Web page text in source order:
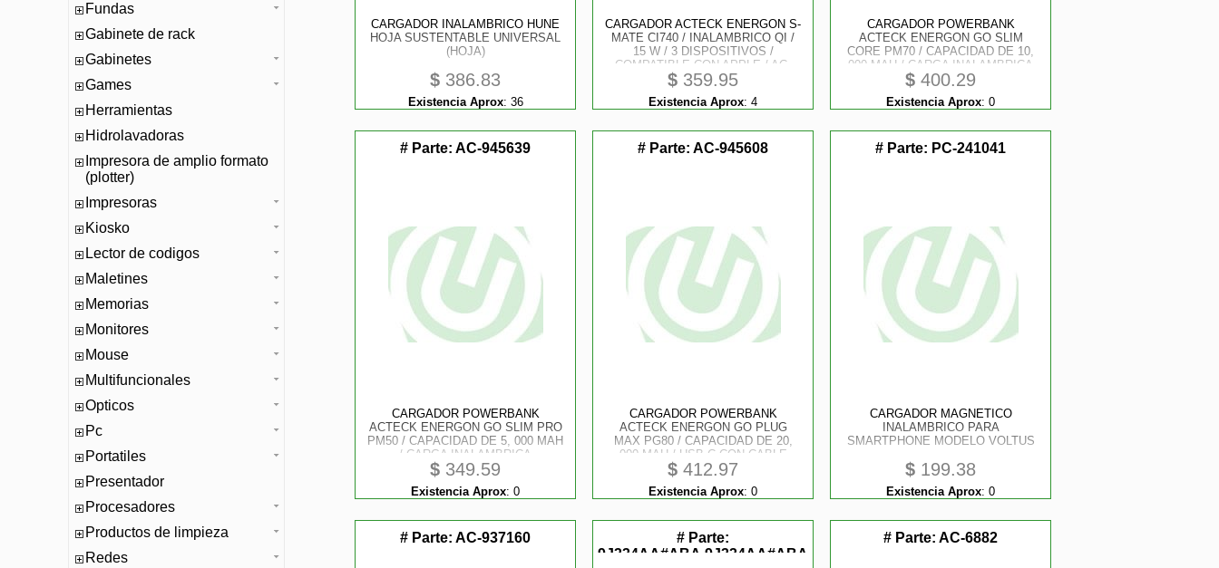
Fundas
Gabinete de rack
Gabinetes
Games
Herramientas
Hidrolavadoras
Impresora de amplio formato
(plotter)
Impresoras
Kiosko
Lector de codigos
Maletines
Memorias
Monitores
Mouse
Multifuncionales
Opticos
Pc
Portatiles
Presentador
Procesadores
Productos de limpieza
Redes
CARGADOR INALAMBRICO HUNE
HOJA SUSTENTABLE UNIVERSAL
(HOJA)
$ 386.83
Existencia Aprox: 36
CARGADOR ACTECK ENERGON S-
MATE CI740 / INALAMBRICO QI /
15 W / 3 DISPOSITIVOS /
COMPATIBLE CON APPLE / AC-
937139
$ 359.95
Existencia Aprox: 4
CARGADOR POWERBANK
ACTECK ENERGON GO SLIM
CORE PM70 / CAPACIDAD DE 10,
000 MAH / CARGA INALAMBRICA
MAGNETICA / 20 W QI2 / DISEÑO
SUPER DELGADO / 3C STANDARD
/ ELITE SERIES / NEGRO / AC-
$ 400.29
Existencia Aprox: 0
# Parte:AC-945639
CARGADOR POWERBANK
ACTECK ENERGON GO SLIM PRO
PM50 / CAPACIDAD DE 5, 000 MAH
/ CARGA INALAMBRICA
MAGNETICA / 20 W QI2 / DISEÑO
SUPER DELGADO / 3C
STANDARD/ ELITE SERIES /
$ 349.59
Existencia Aprox: 0
# Parte:AC-945608
CARGADOR POWERBANK
ACTECK ENERGON GO PLUG
MAX PG80 / CAPACIDAD DE 20,
000 MAH / USB-C CON CABLE
INTEGRADO 22.5 W / ULTRA
COMPACTO Y LIGERO / 3C
STANDARD / ELITE SERIES /
$ 412.97
Existencia Aprox: 0
# Parte: PC-241041
CARGADOR MAGNETICO
INALAMBRICO PARA
SMARTPHONE MODELO VOLTUS
$ 199.38
Existencia Aprox: 0
# Parte:AC-937160
# Parte:
9J334AA#ABA,9J334AA#ABA
# Parte:AC-6882